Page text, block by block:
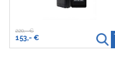
220,- €
153,- €